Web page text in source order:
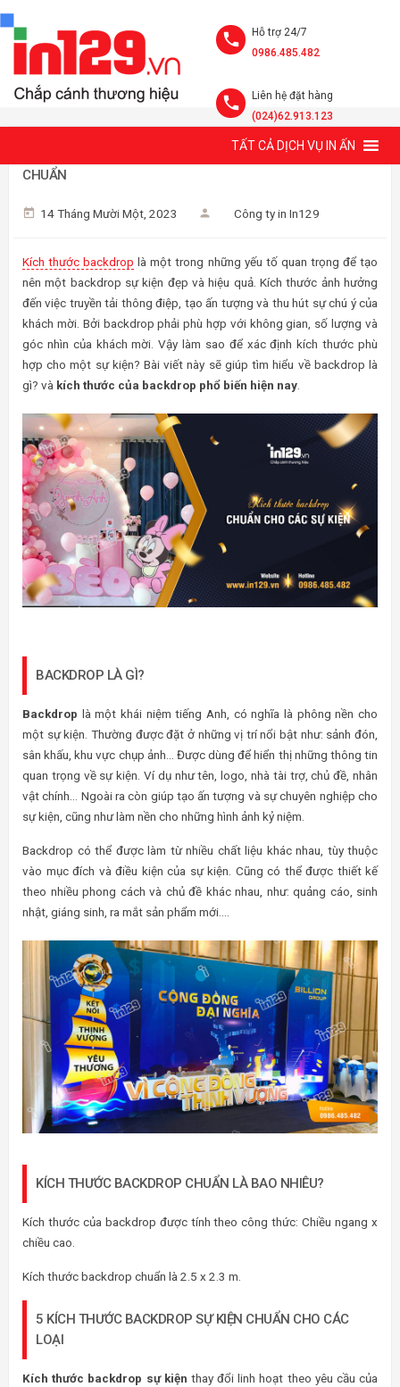
Hỗ trợ 24/7
0986.485.482
Liên hệ đặt hàng
(024)62.913.123
TẤT CẢ DỊCH VỤ IN ẤN
BACKDROP LÀ GÌ? 5 KÍCH THƯỚC BACKDROP SỰ KIỆN
CHUẨN
14 Tháng Mười Một, 2023 Công ty in In129
Kích thước backdrop là một trong những yếu tố quan trọng để tạo
nên một backdrop sự kiện đẹp và hiệu quả. Kích thước ảnh hưởng
đến việc truyền tải thông điệp, tạo ấn tượng và thu hút sự chú ý của
khách mời. Bởi backdrop phải phù hợp với không gian, số lượng và
góc nhìn của khách mời. Vậy làm sao để xác định kích thước phù
hợp cho một sự kiện? Bài viết này sẽ giúp tìm hiểu về backdrop là
gì? và kích thước của backdrop phổ biến hiện nay
BACKDROP LÀ GÌ?
Backdrop là một khái niệm tiếng Anh, có nghĩa là phông nền cho
một sự kiện. Thường được đặt ở những vị trí nổi bật như: sảnh đón,
sân khấu, khu vực chụp ảnh… Được dùng để hiển thị những thông tin
quan trọng về sự kiện. Ví dụ như tên, logo, nhà tài trợ, chủ đề, nhân
vật chính… Ngoài ra còn giúp tạo ấn tượng và sự chuyên nghiệp cho
sự kiện, cũng như làm nền cho những hình ảnh kỷ niệm.
Backdrop có thể được làm từ nhiều chất liệu khác nhau, tùy thuộc
vào mục đích và điều kiện của sự kiện. Cũng có thể được thiết kế
theo nhiều phong cách và chủ đề khác nhau, như: quảng cáo, sinh
nhật, giáng sinh, ra mắt sản phẩm mới….
KÍCH THƯỚC BACKDROP CHUẨN LÀ BAO NHIÊU?
Kích thước của backdrop được tính theo công thức: Chiều ngang x
chiều cao.
Kích thước backdrop chuẩn là 2.5 x 2.3 m.
5 KÍCH THƯỚC BACKDROP SỰ KIỆN CHUẨN CHO CÁC
LOẠI
Kích thước backdrop sự kiện thay đổi linh hoạt theo yêu cầu của